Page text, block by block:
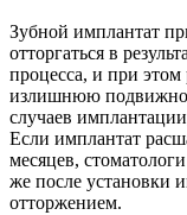
Зубной имплантат
отторгаться в
процесса, и при этом
излишнюю
случаев
Если имплантат
месяцев,
же после установки
отторжением.